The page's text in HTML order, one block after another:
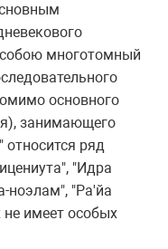
многотомный
основного
занимающего
относится pяд
"Идpа
ноэлам", "Ра'йа
не имеет особых